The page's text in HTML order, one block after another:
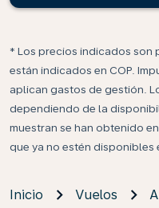
* Los precios indicados son
están indicados en COP.
aplican gastos de gestión.
dependiendo de la
muestran se han obtenido
que ya no estén disponibles
Inicio Vuelos